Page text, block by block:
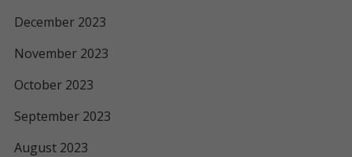
December 2023
November 2023
October 2023
September 2023
August 2023